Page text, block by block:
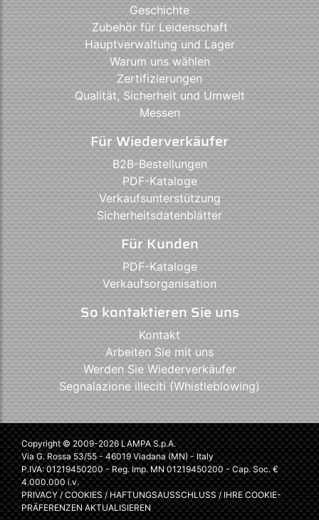
Geschichte
Zubehör für Leidenschaft
Hauptverwaltung und Lager
Warum uns wählen
Zertifizierungen
Qualität, Sicherheit und Umwelt
Messen
Für Wiederverkäufer
B2B-Bestellungen
PDF-Kataloge
Verkaufsunterstützung
Sicherheitsdatenblätter
Für Kunden
PDF-Kataloge
Verkaufsorganisation
So kontaktieren Sie uns
Kontakt
Arbeiten Sie mit uns
Werden Sie Wiederverkäufer
Segnalazione illeciti (Whistleblowing)
Copyright © 2009-2026 LAMPA S.p.A.
Via G. Rossa 53/55 - 46019 Viadana (MN) - Italy
P.IVA: 01219450200 - Reg. Imp. MN 01219450200 - Cap. Soc. €
4.000.000 i.v.
PRIVACY/COOKIES/HAFTUNGSAUSSCHLUSS/IHRE COOKIE-
PRÄFERENZEN AKTUALISIEREN